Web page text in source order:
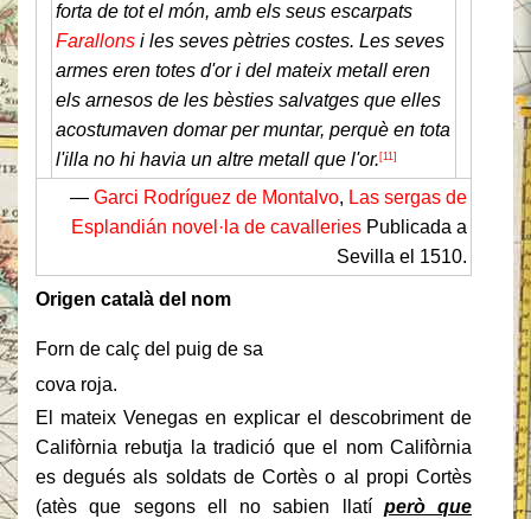
forta de tot el món, amb els seus escarpats
Farallons i les seves pètries costes. Les seves
armes eren totes d'or i del mateix metall eren
els arnesos de les bèsties salvatges que elles
acostumaven domar per muntar, perquè en tota
l'illa no hi havia un altre metall que l'or. [11]
— Garci Rodríguez de Montalvo, Las sergas de
Esplandián novel·la de cavalleries Publicada a
Sevilla el 1510.
Origen català del nom
Forn de calç del puig de sa
cova roja.
El mateix Venegas en explicar el descobriment de
Califòrnia rebutja la tradició que el nom Califòrnia
es degués als soldats de Cortès o al propi Cortès
(atès que segons ell no sabien llatí però que